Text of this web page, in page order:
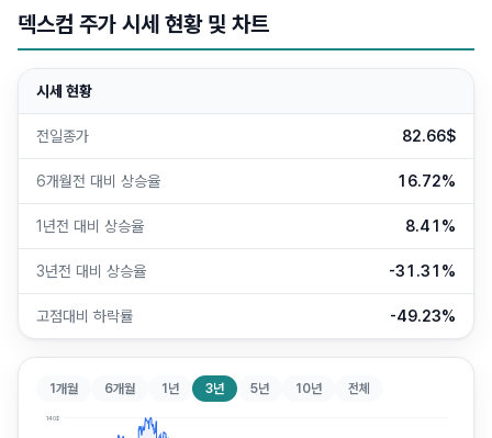
덱스컴 주가 시세 현황 및 차트
시세 현황
전일종가 82.66$
6개월전 대비 상승율 16.72%
1년전 대비 상승율 8.41%
3년전 대비 상승율 -31.31%
고점대비 하락률 -49.23%
1개월 6개월 1년 3년 5년 10년 전체
140$